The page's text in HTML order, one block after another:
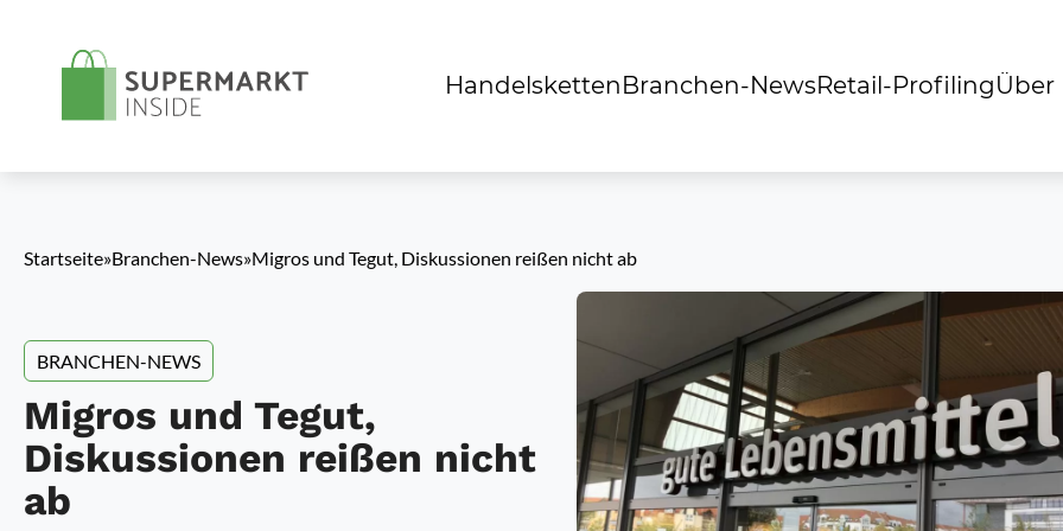
Handelsketten Branchen-NewsRetail-ProfilingÜber
Startseite»Branchen-News»Migros und Tegut, Diskussionen reißen nicht ab
BRANCHEN-NEWS
Migros und Tegut,
Diskussionen reißen nicht
ab